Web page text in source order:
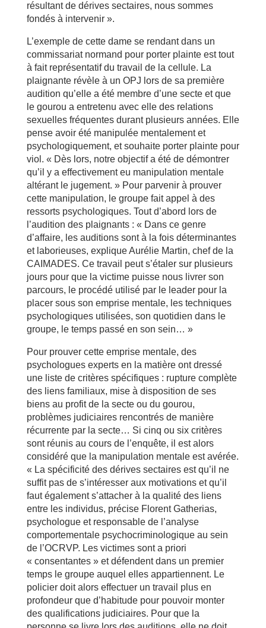
résultant de dérives sectaires, nous sommes
fondés à intervenir ».
L’exemple de cette dame se rendant dans un
commissariat normand pour porter plainte est tout
à fait représentatif du travail de la cellule. La
plaignante révèle à un OPJ lors de sa première
audition qu’elle a été membre d’une secte et que
le gourou a entretenu avec elle des relations
sexuelles fréquentes durant plusieurs années. Elle
pense avoir été manipulée mentalement et
psychologiquement, et souhaite porter plainte pour
viol. « Dès lors, notre objectif a été de démontrer
qu’il y a effectivement eu manipulation mentale
altérant le jugement. » Pour parvenir à prouver
cette manipulation, le groupe fait appel à des
ressorts psychologiques. Tout d’abord lors de
l’audition des plaignants : « Dans ce genre
d’affaire, les auditions sont à la fois déterminantes
et laborieuses, explique Aurélie Martin, chef de la
CAIMADES. Ce travail peut s’étaler sur plusieurs
jours pour que la victime puisse nous livrer son
parcours, le procédé utilisé par le leader pour la
placer sous son emprise mentale, les techniques
psychologiques utilisées, son quotidien dans le
groupe, le temps passé en son sein… »
Pour prouver cette emprise mentale, des
psychologues experts en la matière ont dressé
une liste de critères spécifiques : rupture complète
des liens familiaux, mise à disposition de ses
biens au profit de la secte ou du gourou,
problèmes judiciaires rencontrés de manière
récurrente par la secte… Si cinq ou six critères
sont réunis au cours de l’enquête, il est alors
considéré que la manipulation mentale est avérée.
« La spécificité des dérives sectaires est qu’il ne
suffit pas de s’intéresser aux motivations et qu’il
faut également s’attacher à la qualité des liens
entre les individus, précise Florent Gatherias,
psychologue et responsable de l’analyse
comportementale psychocriminologique au sein
de l’OCRVP. Les victimes sont a priori
« consentantes » et défendent dans un premier
temps le groupe auquel elles appartiennent. Le
policier doit alors effectuer un travail plus en
profondeur que d’habitude pour pouvoir monter
des qualifications judiciaires. Pour que la